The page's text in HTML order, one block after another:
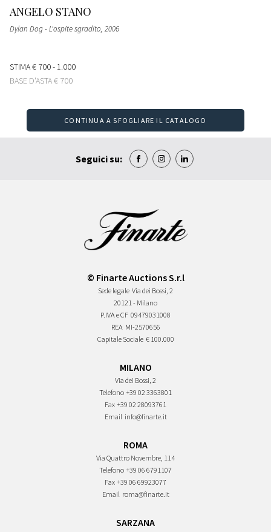
ANGELO STANO
Dylan Dog - L'ospite sgradito, 2006
STIMA€ 700 - 1.000
BASE D'ASTA€ 700
CONTINUA A SFOGLIARE IL CATALOGO
Seguici su:
© Finarte Auctions S.r.l
Sede legale Via dei Bossi, 2
20121 - Milano
P.IVA e CF 09479031008
REA MI-2570656
Capitale Sociale € 100.000
MILANO
Via dei Bossi, 2
Telefono +39 02 3363801
Fax +39 02 28093761
Email info@finarte.it
ROMA
Via Quattro Novembre, 114
Telefono +39 06 6791107
Fax +39 06 69923077
Email roma@finarte.it
SARZANA